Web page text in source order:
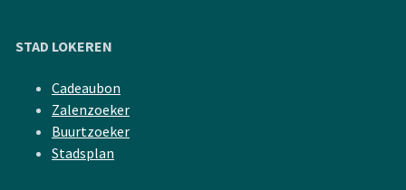
STAD LOKEREN
Cadeaubon
Zalenzoeker
Buurtzoeker
Stadsplan